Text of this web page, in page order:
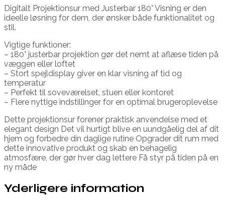
Digitalt Projektionsur med Justerbar 180° Visning er den
ideelle løsning for dem, der ønsker både funktionalitet og
stil.
Vigtige funktioner:
– 180° justerbar projektion gør det nemt at aflæse tiden på
væggen eller loftet
– Stort spejldisplay giver en klar visning af tid og
temperatur
– Perfekt til soveværelset, stuen eller kontoret
– Flere nyttige indstillinger for en optimal brugeroplevelse
Dette projektionsur forener praktisk anvendelse med et
elegant design Det vil hurtigt blive en uundgåelig del af dit
hjem og forbedre din daglige rutine Opgrader dit rum med
dette innovative produkt og skab en behagelig
atmosfære, der gør hver dag lettere Få styr på tiden på en
ny måde
Yderligere information